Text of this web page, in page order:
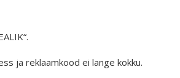
ja reklaamkood ei lange kokku.